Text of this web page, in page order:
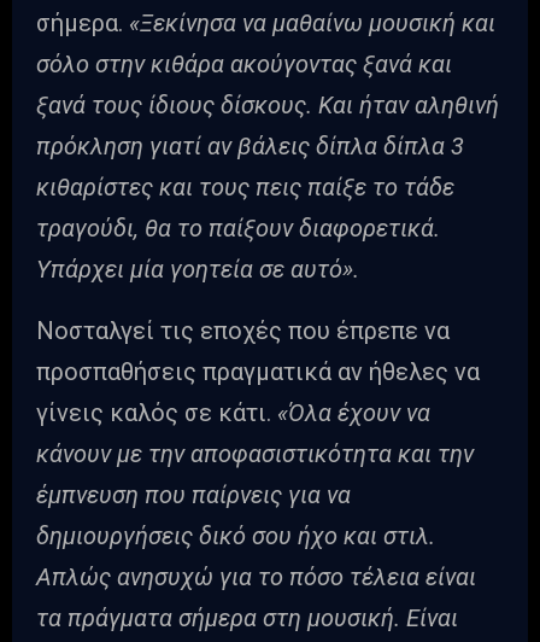
σήμερα. «Ξεκίνησα να μαθαίνω μουσική και
σόλο στην κιθάρα ακούγοντας ξανά και
ξανά τους ίδιους δίσκους. Και ήταν αληθινή
πρόκληση γιατί αν βάλεις δίπλα δίπλα 3
κιθαρίστες και τους πεις παίξε το τάδε
τραγούδι, θα το παίξουν διαφορετικά.
Υπάρχει μία γοητεία σε αυτό».
Νοσταλγεί τις εποχές που έπρεπε να
προσπαθήσεις πραγματικά αν ήθελες να
γίνεις καλός σε κάτι. «Όλα έχουν να
κάνουν με την αποφασιστικότητα και την
έμπνευση που παίρνεις για να
δημιουργήσεις δικό σου ήχο και στιλ.
Απλώς ανησυχώ για το πόσο τέλεια είναι
τα πράγματα σήμερα στη μουσική. Είναι